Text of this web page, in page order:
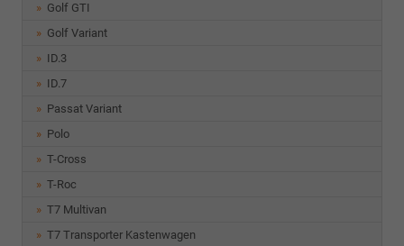
Golf GTI
Golf Variant
ID.3
ID.7
Passat Variant
Polo
T-Cross
T-Roc
T7 Multivan
T7 Transporter Kastenwagen